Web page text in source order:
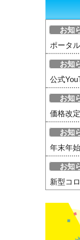
お知
ポータ
お知
公式
お知
価格改
お知
年末年
お知
新型コ